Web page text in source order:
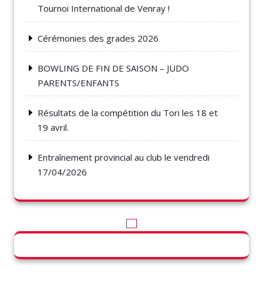
Tournoi International de Venray !
Cérémonies des grades 2026
BOWLING DE FIN DE SAISON – JUDO
PARENTS/ENFANTS
Résultats de la compétition du Tori les 18 et
19 avril.
Entraînement provincial au club le vendredi
17/04/2026